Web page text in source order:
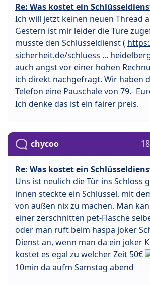
Re: Was kostet ein
Ich will jetzt keinen neuen Thread
Gestern ist mir leider die Türe
musste den Schlüsseldienst (
sicherheit.de/schluess ...
auch angst vor einer hohen
ich direkt nachgefragt. Wir haben
Telefon eine Pauschale von 79.-
Ich denke das ist ein fairer preis.
chycoo
Re: Was kostet ein
Uns ist neulich die Tür ins Schloss
innen steckte ein Schlüssel. mit
von außen nix zu machen. Man
einer zerschnitten pet-Flasche
oder man ruft beim haspa joker
Dienst an, wenn man da ein joker
kostet es egal zu welcher Zeit 50€
10min da aufm Samstag abend